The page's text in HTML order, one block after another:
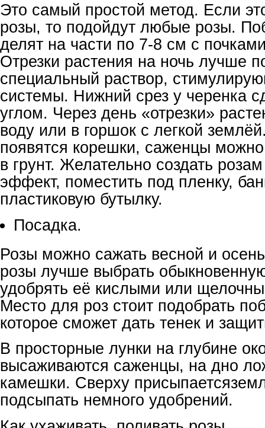
Это самый простой метод. Если
розы, то подойдут любые розы.
делят на части по 7-8 см с
Отрезки растения на ночь лучше
специальный раствор,
системы. Нижний срез у черенка
углом. Через день «отрезки»
воду или в горшок с легкой
появятся корешки, саженцы
в грунт. Желательно создать
эффект, поместить под пленку,
пластиковую бутылку.
Посадка.
Розы можно сажать весной и
розы лучше выбрать
удобрять её кислыми или
Место для роз стоит подобрать
которое сможет дать тенек и
В просторные лунки на глубине
высаживаются саженцы, на дно
камешки. Сверху
подсыпать немного удобрений.